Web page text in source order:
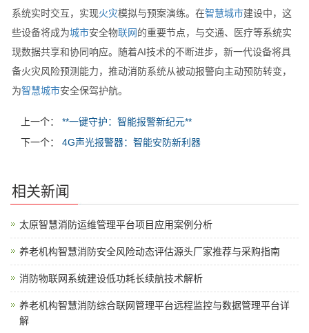
系统实时交互，实现火灾模拟与预案演练。在智慧城市建设中，这
些设备将成为城市安全物联网的重要节点，与交通、医疗等系统实
现数据共享和协同响应。随着AI技术的不断进步，新一代设备将具
备火灾风险预测能力，推动消防系统从被动报警向主动预防转变，
为智慧城市安全保驾护航。
上一个：
**一键守护：智能报警新纪元**
下一个：
4G声光报警器：智能安防新利器
相关新闻
太原智慧消防运维管理平台项目应用案例分析
养老机构智慧消防安全风险动态评估源头厂家推荐与采购指南
消防物联网系统建设低功耗长续航技术解析
养老机构智慧消防综合联网管理平台远程监控与数据管理平台详
解